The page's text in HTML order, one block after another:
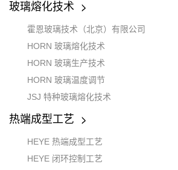
玻璃熔化技术
霍恩玻璃技术（北京）有限公司
HORN 玻璃熔化技术
HORN 玻璃生产技术
HORN 玻璃温度调节
JSJ 特种玻璃熔化技术
热端成型工艺
HEYE 热端成型工艺
HEYE 闭环控制工艺